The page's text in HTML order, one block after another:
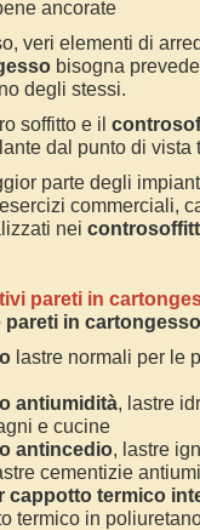
ancorate
veri elementi di
bisogna
degli stessi.
soffitto e il
dal punto di vista
parte degli
commerciali,
nei
pareti in
pareti in
lastre normali per le
antiumidità, lastre
e cucine
antincedio, lastre
cementizie
cappotto termico
termico in